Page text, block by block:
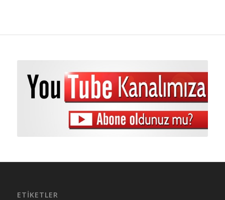
ETIKETLER